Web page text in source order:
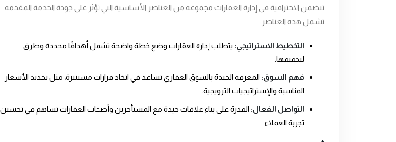
تتضمن الاحترافية في إدارة العقارات مجموعة من العناصر الأساسية التي تؤثر على جودة الخدمة المقدمة.
تشمل هذه العناصر:
التخطيط الاستراتيجي: يتطلب إدارة العقارات وضع خطة واضحة تشمل أهدافًا محددة وطرق
لتحقيقها.
فهم السوق: المعرفة الجيدة بالسوق العقاري تساعد في اتخاذ قرارات مستنيرة، مثل تحديد الأسعار
المناسبة والإستراتيجيات الترويجية.
التواصل الفعال: القدرة على بناء علاقات جيدة مع المستأجرين وأصحاب العقارات تساهم في تحسين
تجربة العملاء.